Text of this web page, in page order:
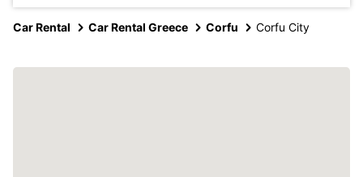
Car Rental Car Rental Greece Corfu Corfu City